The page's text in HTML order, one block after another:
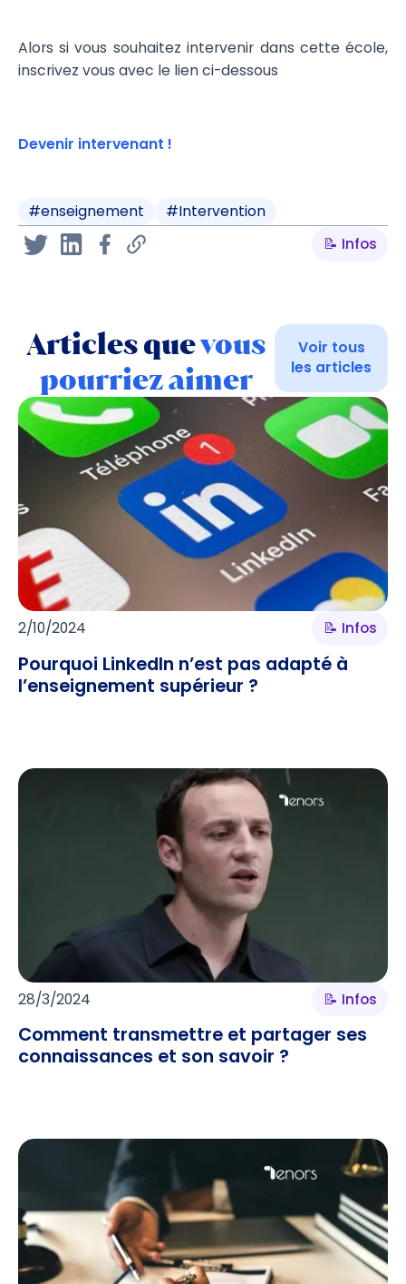
Alors si vous souhaitez intervenir dans cette école,
inscrivez vous avec le lien ci-dessous
Devenir intervenant !
#enseignement #Intervention
📝 Infos
Articles quevous
pourriez aimer
Voir tous
les articles
2/10/2024 📝 Infos
Pourquoi LinkedIn n’est pas adapté à
l’enseignement supérieur ?
28/3/2024 📝 Infos
Comment transmettre et partager ses
connaissances et son savoir ?